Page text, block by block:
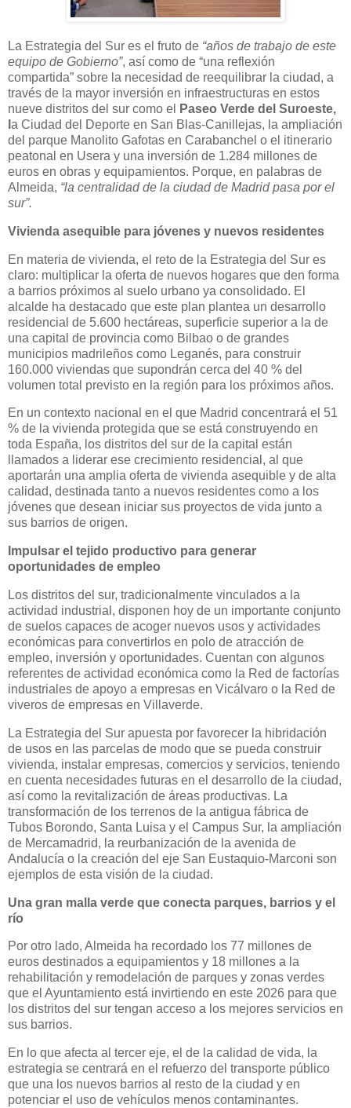
La Estrategia del Sur es el fruto de “años de trabajo de este
equipo de Gobierno”, así como de “una reflexión
compartida” sobre la necesidad de reequilibrar la ciudad, a
través de la mayor inversión en infraestructuras en estos
nueve distritos del sur como el
Paseo Verde del Suroeste,
a Ciudad del Deporte en San Blas-Canillejas, la ampliación
del parque Manolito Gafotas en Carabanchel o el itinerario
peatonal en Usera y una inversión de 1.284 millones de
euros en obras y equipamientos. Porque, en palabras de
Almeida, “la centralidad de la ciudad de Madrid pasa por el
sur”.
Vivienda asequible para jóvenes y nuevos residentes
En materia de vivienda, el reto de la Estrategia del Sur es
claro: multiplicar la oferta de nuevos hogares que den forma
a barrios próximos al suelo urbano ya consolidado. El
alcalde ha destacado que este plan plantea un desarrollo
residencial de 5.600 hectáreas, superficie superior a la de
una capital de provincia como Bilbao o de grandes
municipios madrileños como Leganés, para construir
160.000 viviendas que supondrán cerca del 40 % del
volumen total previsto en la región para los próximos años.
En un contexto nacional en el que Madrid concentrará el 51
% de la vivienda protegida que se está construyendo en
toda España, los distritos del sur de la capital están
llamados a liderar ese crecimiento residencial, al que
aportarán una amplia oferta de vivienda asequible y de alta
calidad, destinada tanto a nuevos residentes como a los
jóvenes que desean iniciar sus proyectos de vida junto a
sus barrios de origen.
Impulsar el tejido productivo para generar
oportunidades de empleo
Los distritos del sur, tradicionalmente vinculados a la
actividad industrial, disponen hoy de un importante conjunto
de suelos capaces de acoger nuevos usos y actividades
económicas para convertirlos en polo de atracción de
empleo, inversión y oportunidades. Cuentan con algunos
referentes de actividad económica como la Red de factorías
industriales de apoyo a empresas en Vicálvaro o la Red de
viveros de empresas en Villaverde.
La Estrategia del Sur apuesta por favorecer la hibridación
de usos en las parcelas de modo que se pueda construir
vivienda, instalar empresas, comercios y servicios, teniendo
en cuenta necesidades futuras en el desarrollo de la ciudad,
así como la revitalización de áreas productivas. La
transformación de los terrenos de la antigua fábrica de
Tubos Borondo, Santa Luisa y el Campus Sur, la ampliación
de Mercamadrid, la reurbanización de la avenida de
Andalucía o la creación del eje San Eustaquio-Marconi son
ejemplos de esta visión de la ciudad.
Una gran malla verde que conecta parques, barrios y el
río
Por otro lado, Almeida ha recordado los 77 millones de
euros destinados a equipamientos y 18 millones a la
rehabilitación y remodelación de parques y zonas verdes
que el Ayuntamiento está invirtiendo en este 2026 para que
los distritos del sur tengan acceso a los mejores servicios en
sus barrios.
En lo que afecta al tercer eje, el de la calidad de vida, la
estrategia se centrará en el refuerzo del transporte público
que una los nuevos barrios al resto de la ciudad y en
potenciar el uso de vehículos menos contaminantes.